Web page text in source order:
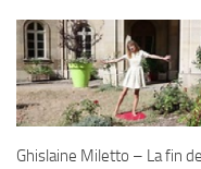
Ghislaine Miletto – La fin de